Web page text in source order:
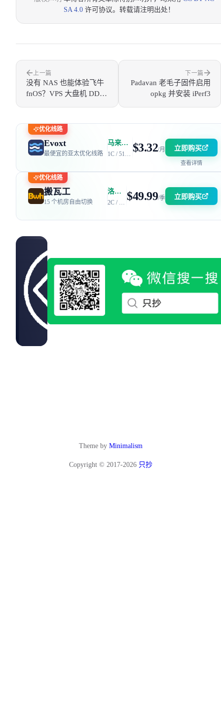
SA 4.0 许可协议。转载请注明出处！
上一篇
没有 NAS 也能体验飞牛
fnOS？VPS 大盘机 DD
下一篇
Padavan 老毛子固件启用
opkg 并安装 iPerf3
优化线路
Evoxt
最便宜的亚太优化线路
马来西亚 | 电信 GIA + 联通 9929 | 优惠码：AFF2377-DEV
1C / 512MB / 5GB SSD / 150GB 流量 $3.32/月 立即购买
查看详情
优化线路
搬瓦工
15 个机房自由切换
洛杉矶 DC6 机房 | 电信 / 联通 CN2 GIA + 移动 CMIN2
2C / 2GB / 40GB SSD / 2.5TB 流量 $49.99/季 立即购买
Theme by Minimalism
Copyright © 2017-2026 只抄